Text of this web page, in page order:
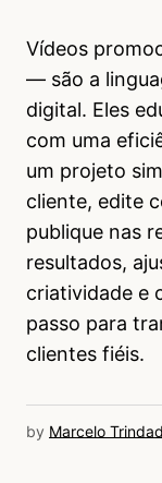
Vídeos
— são a
digital. Eles
com uma
um projeto
cliente, edite
publique nas
resultados,
criatividade e
passo para
clientes fiéis.
by Marcelo